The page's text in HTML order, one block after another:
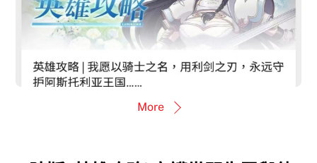
More